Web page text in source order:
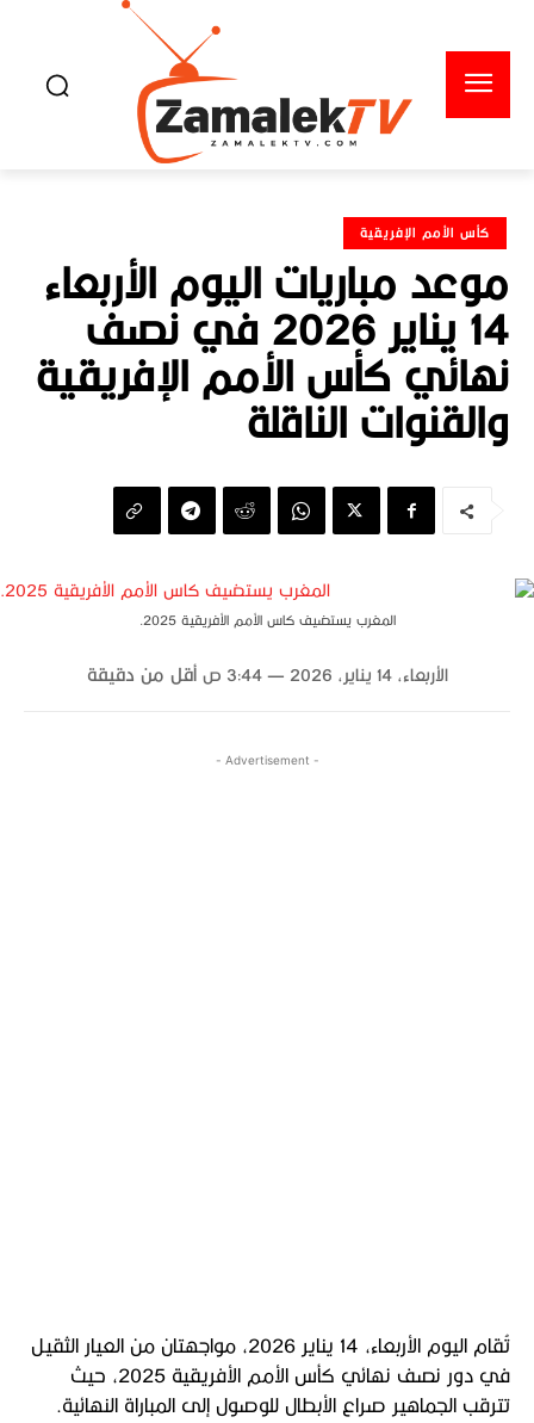
كأس الأمم الإفريقية
موعد مباريات اليوم الأربعاء
14 يناير 2026 في نصف
نهائي كأس الأمم الإفريقية
والقنوات الناقلة
المغرب يستضيف كاس الأمم الأفريقية 2025.
الأربعاء، 14 يناير، 2026 — 3:44 ص أقل من دقيقة
- Advertisement -
تُقام اليوم الأربعاء، 14 يناير 2026، مواجهتان من العيار الثقيل
في دور نصف نهائي كأس الأمم الأفريقية 2025، حيث
تترقب الجماهير صراع الأبطال للوصول إلى المباراة النهائية.